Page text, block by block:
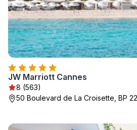
JW Marriott Cannes
8 (563)
50 Boulevard de La Croisette, BP